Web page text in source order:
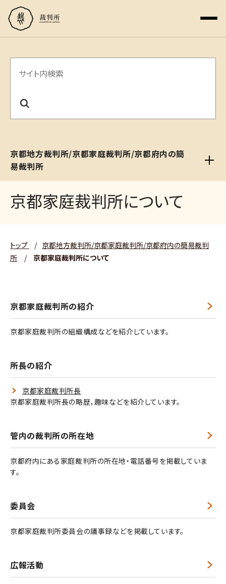
サ
内
索
京都地方裁判所/京都家庭裁判所/京都府内の簡
易裁判所
京都家庭裁判所について
トップ / 京都地方裁判所/京都家庭裁判所/京都府内の簡易裁判
所
/ 京都家庭裁判所について
京都家庭裁判所の紹介
京都家庭裁判所の組織構成などを紹介しています。
所長の紹介
京都家庭裁判所長
京都家庭裁判所長の略歴，趣味などを紹介しています。
管内の裁判所の所在地
京都府内にある家庭裁判所の所在地・電話番号を掲載していま
す。
委員会
京都家庭裁判所委員会の議事録などを掲載しています。
広報活動